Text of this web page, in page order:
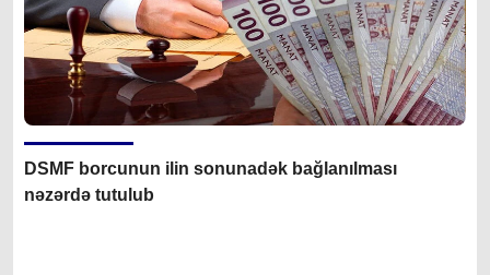
DSMF borcunun ilin sonunadək bağlanılması
nəzərdə tutulub